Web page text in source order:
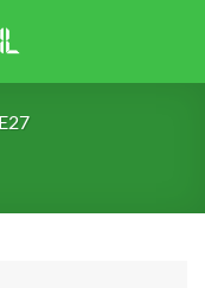
E27